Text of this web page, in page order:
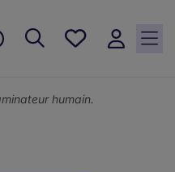
Mes
saved
humain.